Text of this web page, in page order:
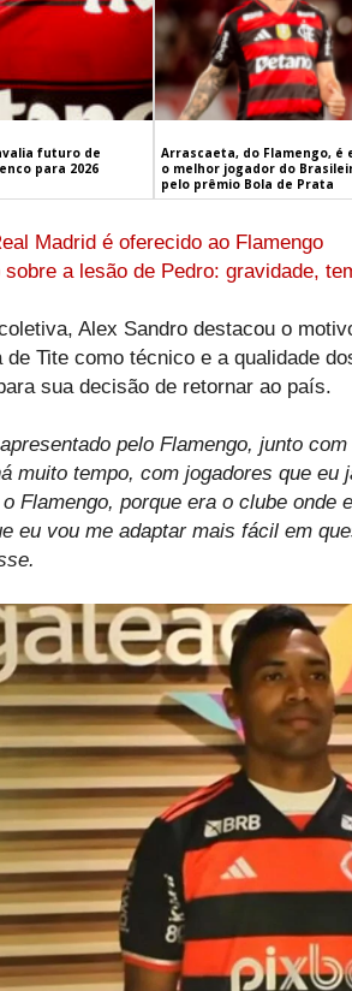
futuro de
para 2026
Arrascaeta, do Flamengo, é
o melhor jogador do
pelo prêmio Bola de Prata
Madrid é oferecido ao Flamengo
sobre a lesão de Pedro: gravidade,
Alex Sandro destacou o
de Tite como técnico e a qualidade
sua decisão de retornar ao país.
pelo Flamengo, junto
muito tempo, com jogadores que
Flamengo, porque era o clube onde
eu vou me adaptar mais fácil em